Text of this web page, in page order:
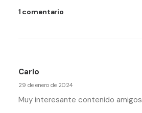
1 comentario
Carlo
29 de enero de 2024
Muy interesante contenido amigos